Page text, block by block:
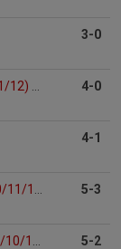
3-0
4-0
4-1
13) 5-3
12/13) 5-2